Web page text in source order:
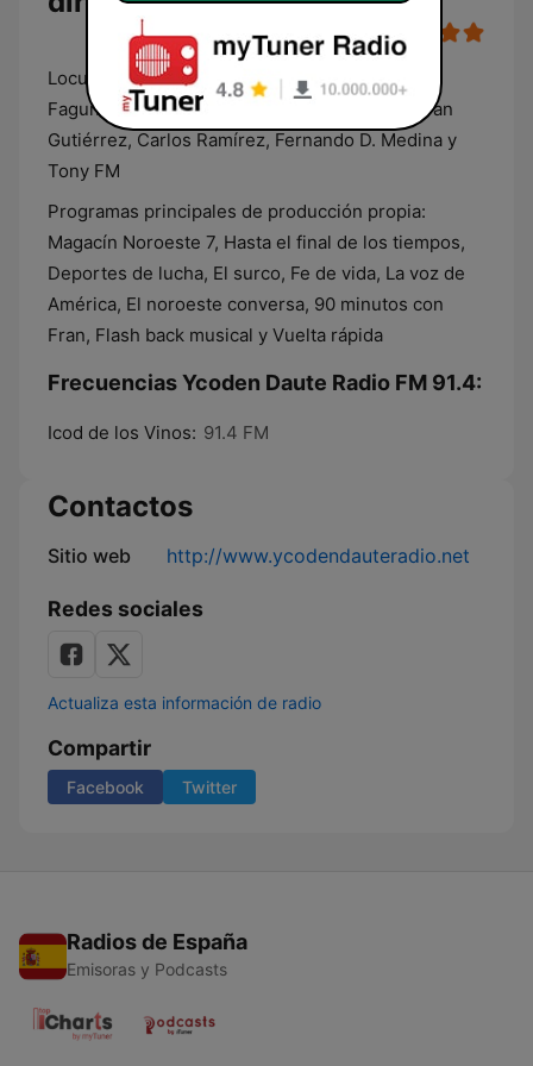
Locutores principales: Narciso Ramos, Rubén
Fagundo, Javier Méndez, Fernando de Paz, Fran
Gutiérrez, Carlos Ramírez, Fernando D. Medina y
Tony FM
Programas principales de producción propia:
Magacín Noroeste 7, Hasta el final de los tiempos,
Deportes de lucha, El surco, Fe de vida, La voz de
América, El noroeste conversa, 90 minutos con
Fran, Flash back musical y Vuelta rápida
Frecuencias Ycoden Daute Radio FM 91.4:
Icod de los Vinos: 91.4 FM
Contactos
Sitio web http://www.ycodendauteradio.net
Redes sociales
Actualiza esta información de radio
Compartir
Facebook Twitter
Radios de España
Emisoras y Podcasts